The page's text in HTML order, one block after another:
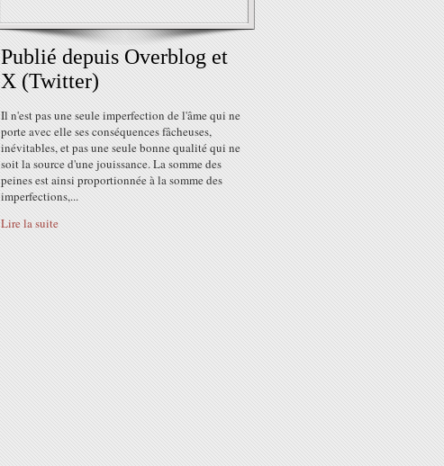
Publié depuis Overblog et
X (Twitter)
Il n'est pas une seule imperfection de l'âme qui ne
porte avec elle ses conséquences fâcheuses,
inévitables, et pas une seule bonne qualité qui ne
soit la source d'une jouissance. La somme des
peines est ainsi proportionnée à la somme des
imperfections,...
Lire la suite